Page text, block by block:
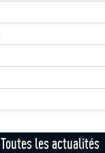
Toutes les actualités